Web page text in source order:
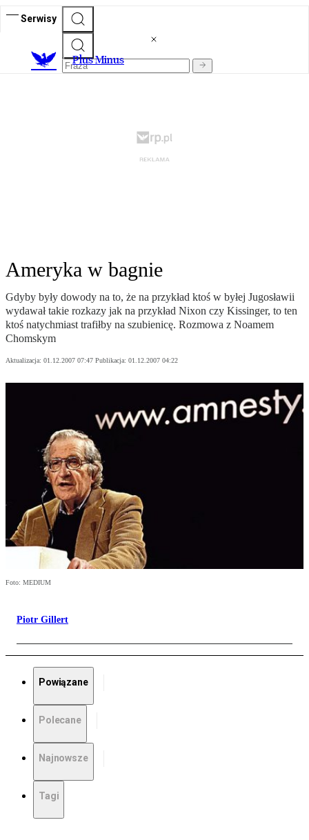
Serwisy
Plus Minus
Ameryka w bagnie
Gdyby były dowody na to, że na przykład ktoś w byłej Jugosławii
wydawał takie rozkazy jak na przykład Nixon czy Kissinger, to ten
ktoś natychmiast trafiłby na szubienicę. Rozmowa z Noamem
Chomskym
Aktualizacja: 01.12.2007 07:47 Publikacja: 01.12.2007 04:22
Foto: MEDIUM
Piotr Gillert
Powiązane
Polecane
Najnowsze
Tagi